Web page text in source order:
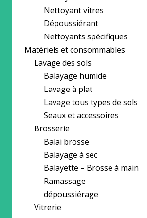
Nettoyant vitres
Dépoussiérant
Nettoyants spécifiques
Matériels et consommables
Lavage des sols
Balayage humide
Lavage à plat
Lavage tous types de sols
Seaux et accessoires
Brosserie
Balai brosse
Balayage à sec
Balayette – Brosse à main
Ramassage –
dépoussiérage
Vitrerie